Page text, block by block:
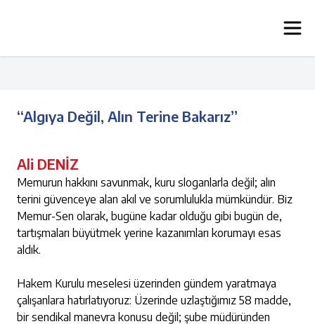
“Algıya Değil, Alın Terine Bakarız”
Ali DENİZ
Memurun hakkını savunmak, kuru sloganlarla değil; alın
terini güvenceye alan akıl ve sorumlulukla mümkündür. Biz
Memur-Sen olarak, bugüne kadar olduğu gibi bugün de,
tartışmaları büyütmek yerine kazanımları korumayı esas
aldık.
Hakem Kurulu meselesi üzerinden gündem yaratmaya
çalışanlara hatırlatıyoruz: Üzerinde uzlaştığımız 58 madde,
bir sendikal manevra konusu değil; şube müdüründen